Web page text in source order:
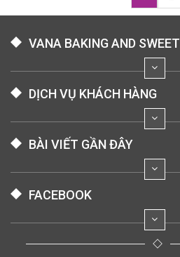
VANA BAKING AND SWEET
DỊCH VỤ KHÁCH HÀNG
BÀI VIẾT GẦN ĐÂY
FACEBOOK